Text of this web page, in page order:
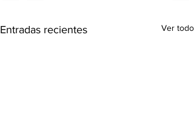
Entradas recientes Ver todo